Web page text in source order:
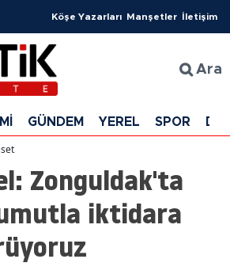
Köşe Yazarları Manşetler İletişim
Ara
GÜNDEM YEREL SPOR
Zonguldak'ta
iktidara